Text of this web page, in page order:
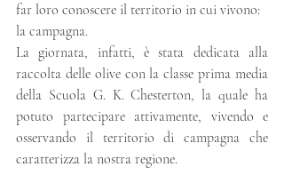
far loro conoscere il territorio in cui vivono:
la campagna.
La giornata, infatti, è stata dedicata alla
raccolta delle olive con la classe prima media
della Scuola G. K. Chesterton, la quale ha
potuto partecipare attivamente, vivendo e
osservando il territorio di campagna che
caratterizza la nostra regione.